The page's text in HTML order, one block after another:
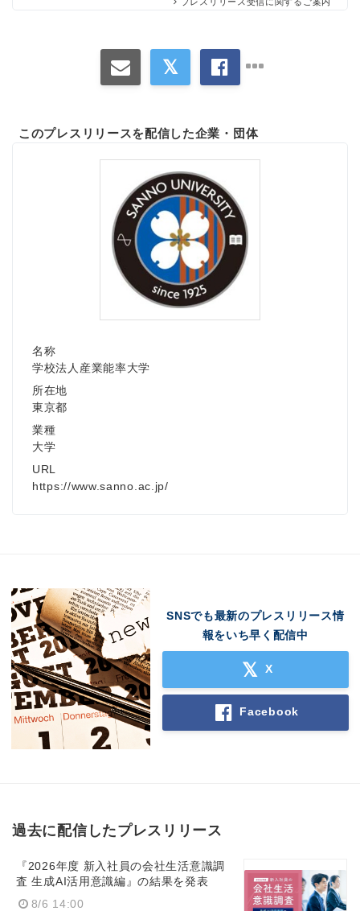
プレスリリース受信に関するご案内
このプレスリリースを配信した企業・団体
名称
学校法人産業能率大学
所在地
東京都
業種
大学
URL
https://www.sanno.ac.jp/
SNSでも最新のプレスリリース情
報をいち早く配信中
X
Facebook
過去に配信したプレスリリース
『2026年度 新入社員の会社生活意識調
査 生成AI活用意識編』の結果を発表
8/6 14:00